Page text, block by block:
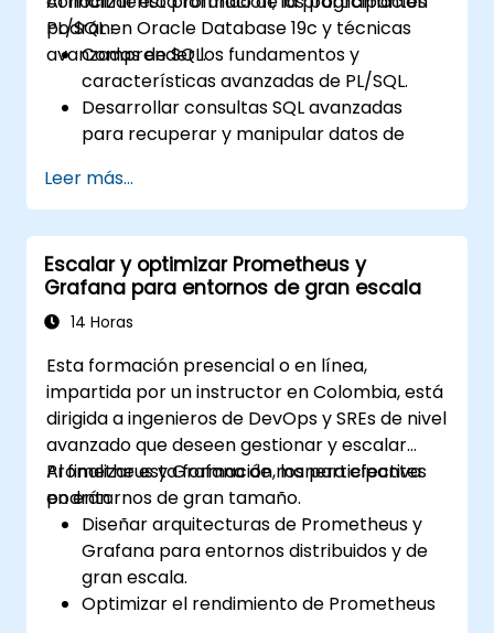
Planificar y ejecutar la transición o
migración desde 11g hasta 19c utilizando
rutas de actualización y herramientas
soportadas.
PL/SQL en Oracle Database 19c y técnicas
avanzadas de SQL.
podrán:
Comprender los fundamentos y
características avanzadas de PL/SQL.
Desarrollar consultas SQL avanzadas
para recuperar y manipular datos de
Implementar estructuras de
programación PL/SQL para gestionar
datos y operaciones de base de datos.
Optimizar consultas SQL para mejorar el
rendimiento.
Utilizar funciones avanzadas de PL/SQL
lotes y manejo de errores.
Aprender a depurar y gestionar
programas PL/SQL de manera efectiva.
Leer más...
Escalar y optimizar Prometheus y
Grafana para entornos de gran escala
14 Horas
Esta formación presencial o en línea,
impartida por un instructor en Colombia, está
dirigida a ingenieros de DevOps y SREs de nivel
avanzado que deseen gestionar y escalar
Prometheus y Grafana de manera efectiva
en entornos de gran tamaño.
Al finalizar esta formación, los participantes
podrán:
Diseñar arquitecturas de Prometheus y
Grafana para entornos distribuidos y de
gran escala.
Optimizar el rendimiento de Prometheus